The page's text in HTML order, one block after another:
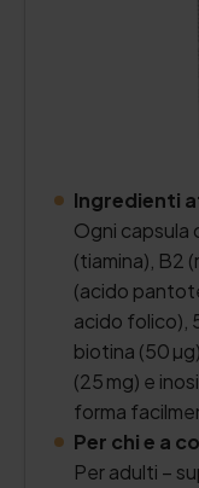
Ingredienti
Ogni capsula
(tiamina), B2
(acido
acido folico),
biotina (50
(25 mg) e
forma
Per chi e a
Per adulti –